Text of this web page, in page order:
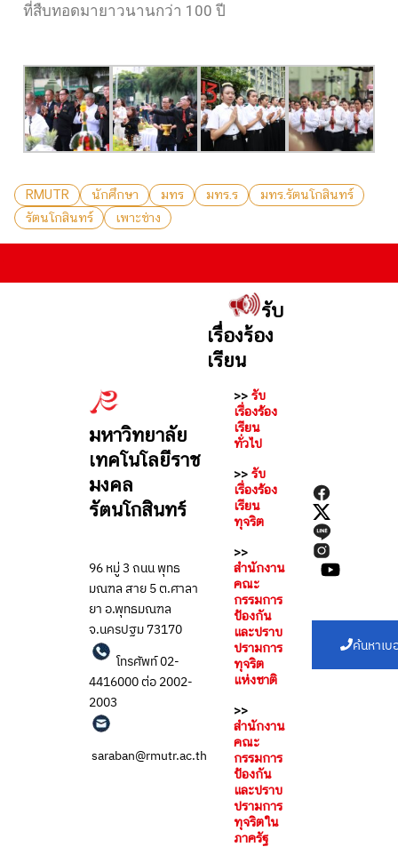
ที่สืบทอดมายาวนานกว่า 100 ปี
RMUTR นักศึกษา มทร มทร.ร
มทร.รัตนโกสินทร์
รัตนโกสินทร์
เพาะช่าง
มหาวิทยาลัย
เทคโนโลยีราช
มงคล
รัตนโกสินทร์
96 หมู่ 3 ถนน พุทธ
มณฑล สาย 5 ต.ศาลา
ยา อ.พุทธมณฑล
จ.นครปฐม 73170
โทรศัพท์ 02-
4416000 ต่อ 2002-
2003
saraban@rmutr.ac.th
รับ
เรื่องร้อง
เรียน
>> รับ
เรื่องร้อง
เรียน
ทั่วไป
>> รับ
เรื่องร้อง
เรียน
ทุจริต
>>
สำนักงาน
คณะ
กรรมการ
ป้องกัน
และปราบ
ปรามการ
ทุจริต
แห่งชาติ
>>
สำนักงาน
คณะ
กรรมการ
ป้องกัน
และปราบ
ปรามการ
ทุจริตใน
ภาครัฐ
ค้นหาเบ